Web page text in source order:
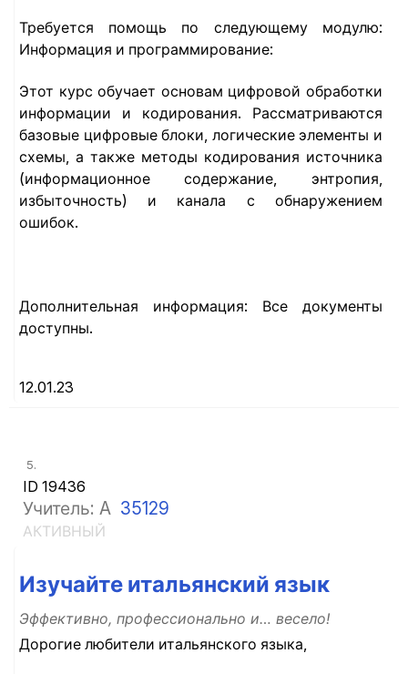
Требуется помощь по следующему модулю:
Информация и программирование:
Этот курс обучает основам цифровой обработки
информации и кодирования. Рассматриваются
базовые цифровые блоки, логические элементы и
схемы, а также методы кодирования источника
(информационное содержание, энтропия,
избыточность) и канала с обнаружением
ошибок.
Дополнительная информация: Все документы
доступны.
12.01.23
5.
ID 19436
Учитель: A 35129
АКТИВНЫЙ
Изучайте итальянский язык
Эффективно, профессионально и… весело!
Дорогие любители итальянского языка,